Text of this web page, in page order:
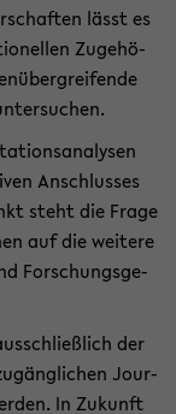
lässt es
Zu­ge­hö­
An­schlus­ses
steht die Frage
auf die wei­te­re
For­schungs­ge­
der
Jour­
In Zu­kunft